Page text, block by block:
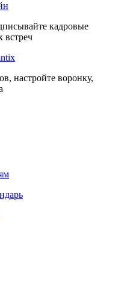
кадровые
встреч
настройте воронку,